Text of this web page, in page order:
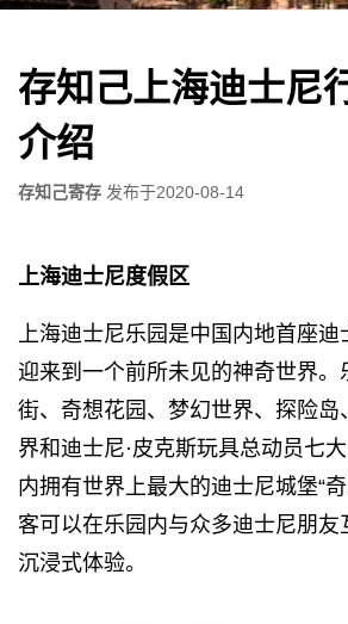
存知己上海迪士尼
介绍
存知己寄存 发布于2020-08-14
上海迪士尼度假区
上海迪士尼乐园是中国内地首座迪
迎来到一个前所未见的神奇世界。
街、奇想花园、梦幻世界、探险岛
界和迪士尼·皮克斯玩具总动员七
内拥有世界上最大的迪士尼城堡“
客可以在乐园内与众多迪士尼朋友
沉浸式体验。